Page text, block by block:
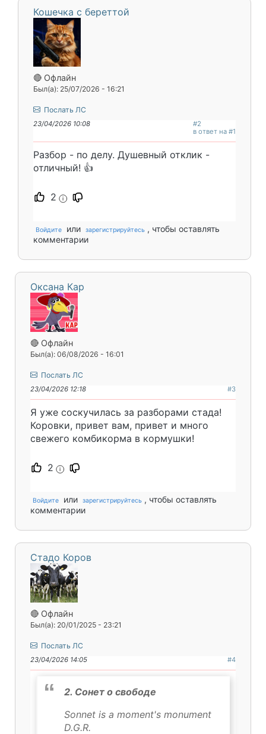
Кошечка с береттой
🔴 Офлайн
Был(а): 25/07/2026 - 16:21
Послать ЛС
23/04/2026 10:08
#2
в ответ на #1
Разбор - по делу. Душевный отклик -
отличный! 👍
2 i
Войдите или зарегистрируйтесь , чтобы оставлять
комментарии
Оксана Кар
🔴 Офлайн
Был(а): 06/08/2026 - 16:01
Послать ЛС
23/04/2026 12:18 #3
Я уже соскучилась за разборами стада!
Коровки, привет вам, привет и много
свежего комбикорма в кормушки!
2 i
Войдите или зарегистрируйтесь , чтобы оставлять
комментарии
Стадо Коров
🔴 Офлайн
Был(а): 20/01/2025 - 23:21
Послать ЛС
23/04/2026 14:05 #4
2. Сонет о свободе
Sonnet is a moment's monument
D.G.R.